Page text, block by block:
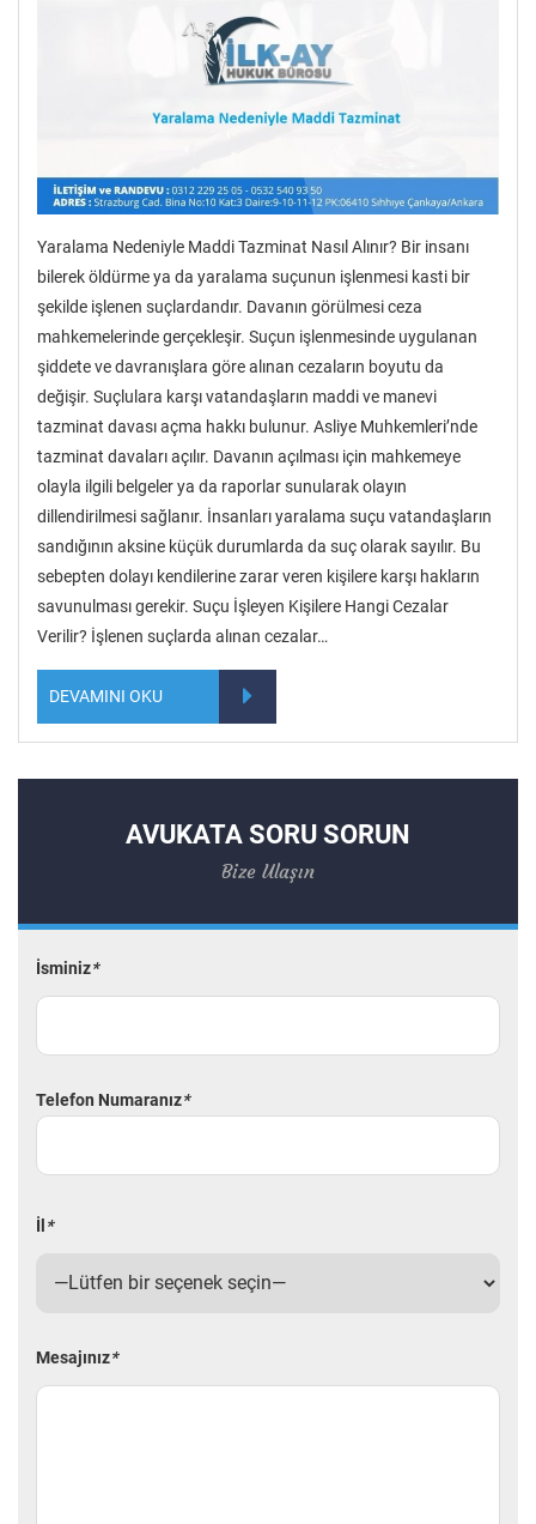
Yaralama Nedeniyle Maddi Tazminat Nasıl Alınır? Bir insanı
bilerek öldürme ya da yaralama suçunun işlenmesi kasti bir
şekilde işlenen suçlardandır. Davanın görülmesi ceza
mahkemelerinde gerçekleşir. Suçun işlenmesinde uygulanan
şiddete ve davranışlara göre alınan cezaların boyutu da
değişir. Suçlulara karşı vatandaşların maddi ve manevi
tazminat davası açma hakkı bulunur. Asliye Muhkemleri’nde
tazminat davaları açılır. Davanın açılması için mahkemeye
olayla ilgili belgeler ya da raporlar sunularak olayın
dillendirilmesi sağlanır. İnsanları yaralama suçu vatandaşların
sandığının aksine küçük durumlarda da suç olarak sayılır. Bu
sebepten dolayı kendilerine zarar veren kişilere karşı hakların
savunulması gerekir. Suçu İşleyen Kişilere Hangi Cezalar
Verilir? İşlenen suçlarda alınan cezalar…
DEVAMINI OKU
AVUKATA SORU SORUN
Bize Ulaşın
İsminiz*
Telefon Numaranız*
İl *
Mesajınız*